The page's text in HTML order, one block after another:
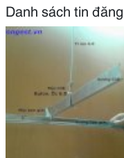
Danh sách tin đăng